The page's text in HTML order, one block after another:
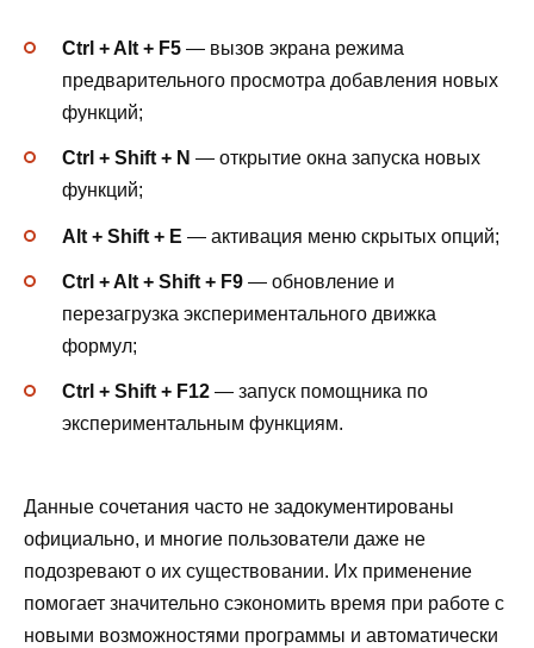
Ctrl + Alt + F5 — вызов экрана режима
предварительного просмотра добавления новых
функций;
Ctrl + Shift + N — открытие окна запуска новых
функций;
Alt + Shift + E — активация меню скрытых опций;
Ctrl + Alt + Shift + F9 — обновление и
перезагрузка экспериментального движка
формул;
Ctrl + Shift + F12 — запуск помощника по
экспериментальным функциям.
Данные сочетания часто не задокументированы
официально, и многие пользователи даже не
подозревают о их существовании. Их применение
помогает значительно сэкономить время при работе с
новыми возможностями программы и автоматически